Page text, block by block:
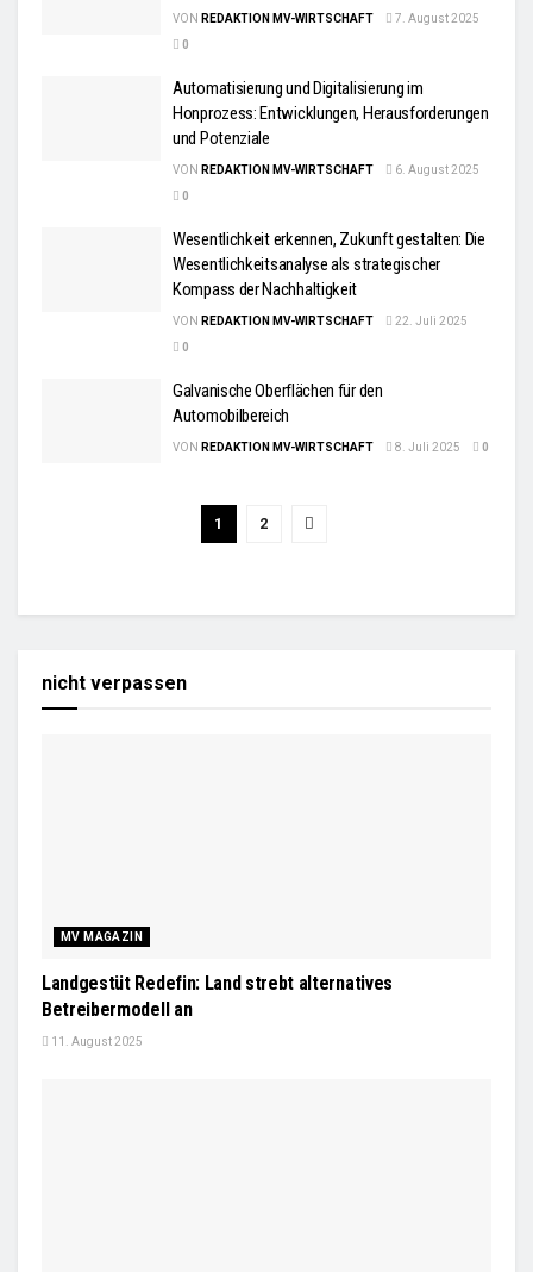
VON REDAKTION MV-WIRTSCHAFT
7. August 2025
0
Automatisierung und Digitalisierung im
Honprozess: Entwicklungen, Herausforderungen
und Potenziale
VON REDAKTION MV-WIRTSCHAFT
6. August 2025
0
Wesentlichkeit erkennen, Zukunft gestalten: Die
Wesentlichkeitsanalyse als strategischer
Kompass der Nachhaltigkeit
VON REDAKTION MV-WIRTSCHAFT
22. Juli 2025
0
Galvanische Oberflächen für den
Automobilbereich
VON REDAKTION MV-WIRTSCHAFT 8. Juli 2025 0
1 2
nicht verpassen
MV MAGAZIN
Landgestüt Redefin: Land strebt alternatives
Betreibermodell an
11. August 2025